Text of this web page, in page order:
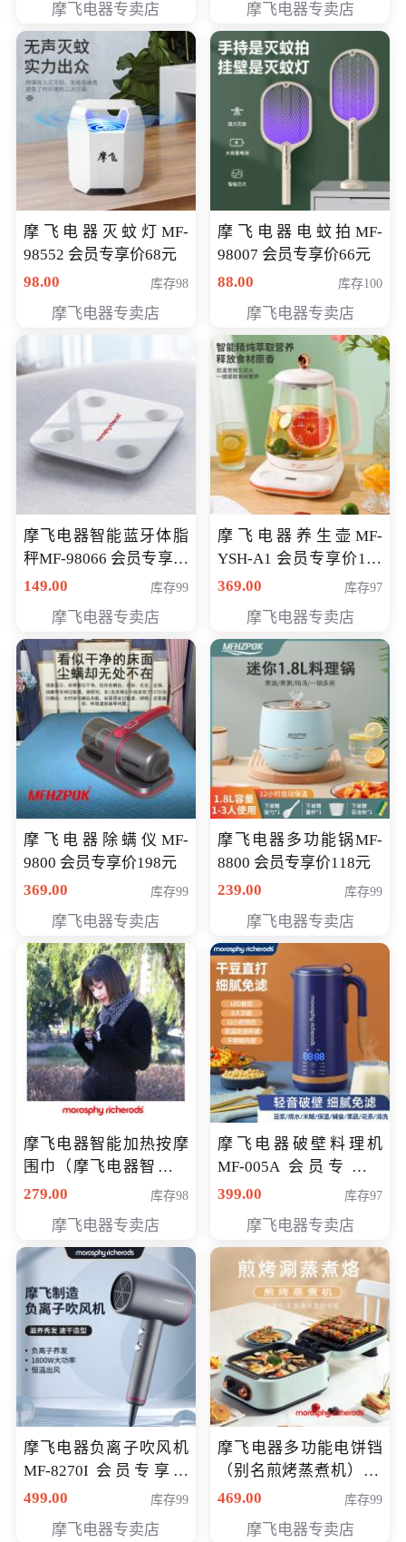
摩飞电器专卖店 摩飞电器专卖店
摩飞电器灭蚊灯MF-
98552 会员专享价68元
98.00
库存98
摩飞电器专卖店
摩飞电器电蚊拍MF-
98007 会员专享价66元
88.00
库存100
摩飞电器专卖店
摩飞电器智能蓝牙体脂
秤MF-98066 会员专享价
98元
149.00 库存99
摩飞电器专卖店
摩飞电器养生壶MF-
YSH-A1 会员专享价198
元
369.00 库存97
摩飞电器专卖店
摩飞电器除螨仪MF-
9800 会员专享价198元
369.00
库存99
摩飞电器专卖店
摩飞电器多功能锅MF-
8800 会员专享价118元
239.00
库存99
摩飞电器专卖店
摩飞电器智能加热按摩
围巾（摩飞电器智能加
热按摩围脖） 会员专享
279.00 库存98
摩飞电器专卖店
摩飞电器破壁料理机
MF-005A 会员专享价
198元
399.00 库存97
摩飞电器专卖店
摩飞电器负离子吹风机
MF-8270I 会员专享价
369元
499.00 库存99
摩飞电器专卖店
摩飞电器多功能电饼铛
（别名煎烤蒸煮机） 型
号MF-8888B 会员专享
469.00 库存99
摩飞电器专卖店